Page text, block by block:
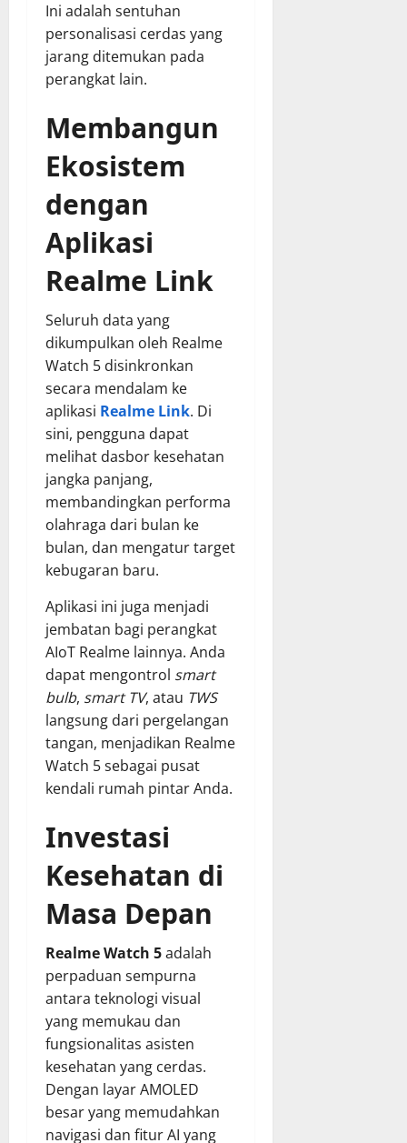
Ini adalah sentuhan
personalisasi cerdas yang
jarang ditemukan pada
perangkat lain.
Membangun
Ekosistem
dengan
Aplikasi
Realme Link
Seluruh data yang
dikumpulkan oleh Realme
Watch 5 disinkronkan
secara mendalam ke
aplikasi Realme Link. Di
sini, pengguna dapat
melihat dasbor kesehatan
jangka panjang,
membandingkan performa
olahraga dari bulan ke
bulan, dan mengatur target
kebugaran baru.
Aplikasi ini juga menjadi
jembatan bagi perangkat
AIoT Realme lainnya. Anda
dapat mengontrol smart
bulb, smart TV, atau TWS
langsung dari pergelangan
tangan, menjadikan Realme
Watch 5 sebagai pusat
kendali rumah pintar Anda.
Investasi
Kesehatan di
Masa Depan
Realme Watch 5adalah
perpaduan sempurna
antara teknologi visual
yang memukau dan
fungsionalitas asisten
kesehatan yang cerdas.
Dengan layar AMOLED
besar yang memudahkan
navigasi dan fitur AI yang